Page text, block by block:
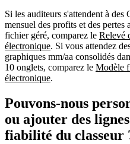
Si les auditeurs s'attendent à des
mensuel des profits et des pertes
fichier géré, comparez le Relevé
électronique. Si vous attendez
graphiques mm/aa consolidés
10 onglets, comparez le Modèle
électronique.
Pouvons-nous
ou ajouter des
fiabilité du classeur